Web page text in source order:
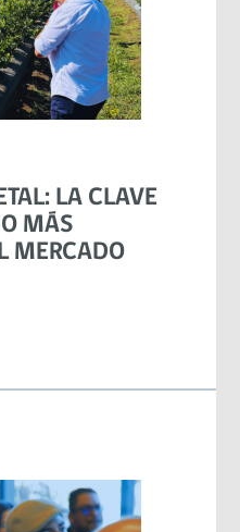
LA CLAVE
MÁS
MERCADO